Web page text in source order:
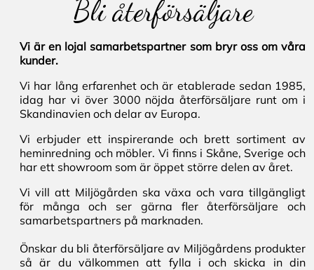
Bli återförsäljare
Vi är en lojal samarbetspartner som bryr oss om våra
kunder.
Vi har lång erfarenhet och är etablerade sedan 1985,
idag har vi över 3000 nöjda återförsäljare runt om i
Skandinavien och delar av Europa.
Vi erbjuder ett inspirerande och brett sortiment av
heminredning och möbler. Vi finns i Skåne, Sverige och
har ett showroom som är öppet större delen av året.
Vi vill att Miljögården ska växa och vara tillgängligt
för många och ser gärna fler återförsäljare och
samarbetspartners på marknaden.
Önskar du bli återförsäljare av Miljögårdens produkter
så är du välkommen att fylla i och skicka in din